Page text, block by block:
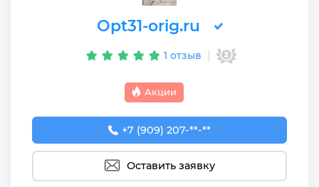
Opt31-orig.ru
1 отзыв
Акции
+7 (909) 207-23-52
+7 (909) 207-**-**
Оставить заявку